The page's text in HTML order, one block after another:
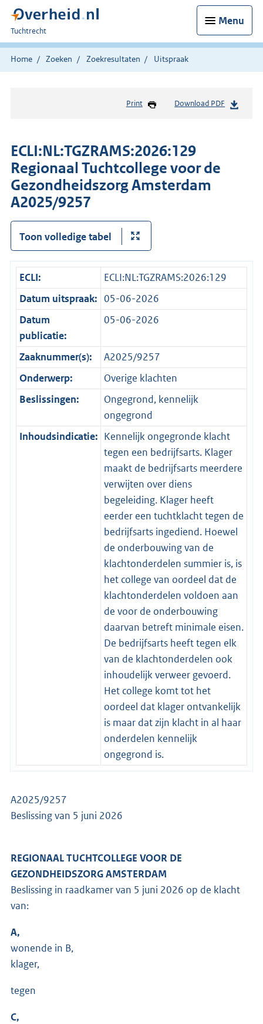
Menu
U
bent
hier:
Tuchtrecht
Home Zoeken Zoekresultaten Uitspraak
Print Download PDF
ECLI:NL:TGZRAMS:2026:129
Regionaal Tuchtcollege voor de
Gezondheidszorg Amsterdam
A2025/9257
Toon volledige tabel
ECLI:
ECLI:NL:TGZRAMS:2026:129
Datum uitspraak: 05-06-2026
Datum
publicatie:
05-06-2026
Zaaknummer(s):
A2025/9257
Onderwerp:
Overige klachten
Beslissingen:
Ongegrond, kennelijk
ongegrond
Inhoudsindicatie: Kennelijk ongegronde klacht
tegen een bedrijfsarts. Klager
maakt de bedrijfsarts meerdere
verwijten over diens
begeleiding. Klager heeft
eerder een tuchtklacht tegen de
bedrijfsarts ingediend. Hoewel
de onderbouwing van de
klachtonderdelen summier is, is
het college van oordeel dat de
klachtonderdelen voldoen aan
de voor de onderbouwing
daarvan betreft minimale eisen.
De bedrijfsarts heeft tegen elk
van de klachtonderdelen ook
inhoudelijk verweer gevoerd.
Het college komt tot het
oordeel dat klager ontvankelijk
is maar dat zijn klacht in al haar
onderdelen kennelijk
ongegrond is.
A2025/9257
Beslissing van 5 juni 2026
REGIONAAL TUCHTCOLLEGE VOOR DE
GEZONDHEIDSZORG AMSTERDAM
Beslissing in raadkamer van 5 juni 2026 op de klacht
van:
A,
wonende in B,
klager,
tegen
C,